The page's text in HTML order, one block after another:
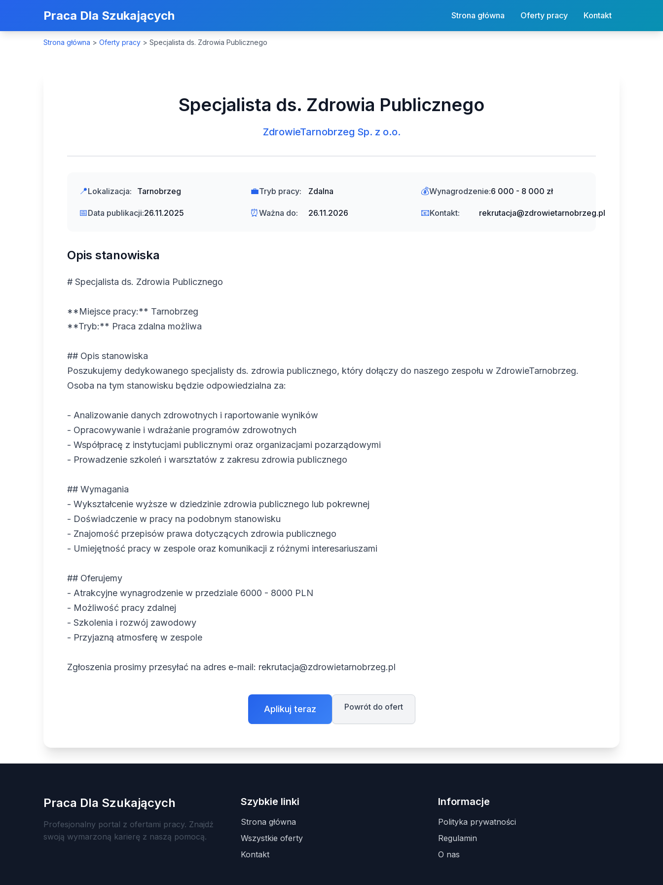
Praca Dla Szukających Strona główna Oferty pracy Kontakt
Strona główna > Oferty pracy > Specjalista ds. Zdrowia Publicznego
Specjalista ds. Zdrowia Publicznego
ZdrowieTarnobrzeg Sp. z o.o.
📍Lokalizacja: Tarnobrzeg 💼Tryb pracy: Zdalna 💰Wynagrodzenie:6 000 - 8 000 zł
📅Data publikacji:26.11.2025 ⏰Ważna do: 26.11.2026 📧Kontakt: rekrutacja@zdrowietarnobrzeg.pl
Opis stanowiska
# Specjalista ds. Zdrowia Publicznego
**Miejsce pracy:** Tarnobrzeg
**Tryb:** Praca zdalna możliwa
## Opis stanowiska
Poszukujemy dedykowanego specjalisty ds. zdrowia publicznego, który dołączy do naszego zespołu w ZdrowieTarnobrzeg.
Osoba na tym stanowisku będzie odpowiedzialna za:
- Analizowanie danych zdrowotnych i raportowanie wyników
- Opracowywanie i wdrażanie programów zdrowotnych
- Współpracę z instytucjami publicznymi oraz organizacjami pozarządowymi
- Prowadzenie szkoleń i warsztatów z zakresu zdrowia publicznego
## Wymagania
- Wykształcenie wyższe w dziedzinie zdrowia publicznego lub pokrewnej
- Doświadczenie w pracy na podobnym stanowisku
- Znajomość przepisów prawa dotyczących zdrowia publicznego
- Umiejętność pracy w zespole oraz komunikacji z różnymi interesariuszami
## Oferujemy
- Atrakcyjne wynagrodzenie w przedziale 6000 - 8000 PLN
- Możliwość pracy zdalnej
- Szkolenia i rozwój zawodowy
- Przyjazną atmosferę w zespole
Zgłoszenia prosimy przesyłać na adres e-mail: rekrutacja@zdrowietarnobrzeg.pl
Aplikuj teraz Powrót do ofert
Praca Dla Szukających
Profesjonalny portal z ofertami pracy. Znajdź
swoją wymarzoną karierę z naszą pomocą.
Szybkie linki
Strona główna
Wszystkie oferty
Kontakt
Informacje
Polityka prywatności
Regulamin
O nas